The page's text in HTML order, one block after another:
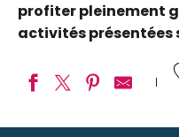
profiter pleinement
activités présentées